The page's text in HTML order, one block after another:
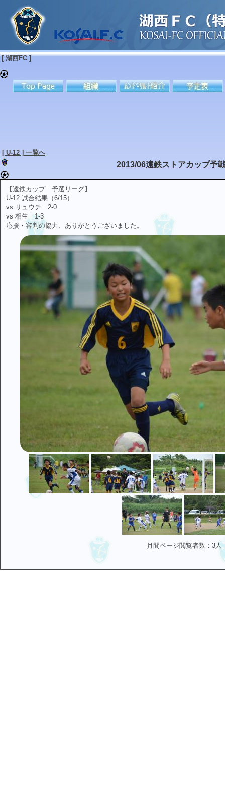
[ 湖西FC ]
[ U-12 ] 一覧へ
2013/06遠鉄ストアカップ予
【遠鉄カップ 予選リーグ】
U-12 試合結果（6/15）
vs リュウチ 2-0
vs 相生 1-3
応援・審判の協力、ありがとうございました。
月間ページ閲覧者数：3人